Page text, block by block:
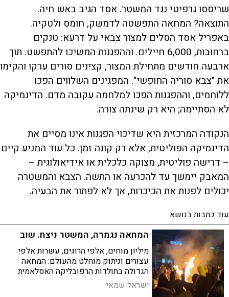
שריססו גרפיטי נגד המשטר. אסד הגיב באש חיה.
התוצאה? המחאה התפשטה לדמשק, חומס ולטקיה.
באפריל אסד הסלים למצור צבאי על דרעא: טנקים
ברחובות, 6,000 חיילים. וההפגנות המשיכו להתפשט. תוך
ארבעה חודשים מתחילת המצור, קצינים סורים ערקו והקימו
את "צבא סוריה החופשי". המפגינים השלווים הפכו
ללוחמים, וההפגנות הפכו למלחמה עקובה מדם. הדינמיקה
לא הסתיימה; היא רק שינתה צורה.
הנקודה המרכזית היא שדיכוי הפגנות אינו מסיים את
הדינמיקה הפוליטית, אלא רק קונה זמן. כל עוד המניע קיים
– דרישה פוליטית, מצוקה כלכלית או אידיאולוגית –
המאבק יימשך עד להכרעה או התשה. הצבא והמשטרה
יכולים לפנות את הכיכרות, אך לא לפתור את הבעיה.
עוד כתבות בנושא
המחאה נגמרה, המשטר ניצח. שוב
מיליון מוחים, אלפי הרוגים, עשרות אלפי
עצורים וניתוק מוחלט מהעולם: המחאה
הגדולה בתולדות הרפובליקה האסלאמית
דוכאה בכוח הזרוע. מה היה חסר כדי
ישראל שמאי